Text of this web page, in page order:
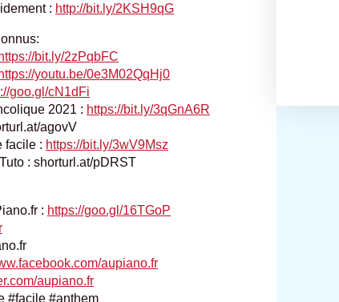
: http://bit.ly/2KSH9qG
https://bit.ly/2zPqbFC
https://youtu.be/0e3M02QqHj0
goo.gl/cN1dFi
2021 : https://bit.ly/3qGnA6R
agovV
facile : https://bit.ly/3wV9Msz
: shorturl.at/pDRST
: https://goo.gl/16TGoP
aupiano.fr
aupiano.fr
#facile #anthem